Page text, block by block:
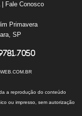
| Fale Conosco
Primavera
SP
a reprodução do conteúdo
ou impresso, sem autorização